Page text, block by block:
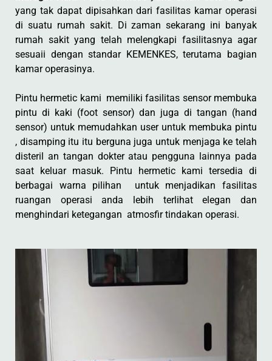
yang tak dapat dipisahkan dari fasilitas kamar operasi
di suatu rumah sakit. Di zaman sekarang ini banyak
rumah sakit yang telah melengkapi fasilitasnya agar
sesuaii dengan standar KEMENKES, terutama bagian
kamar operasinya.
Pintu hermetic kami memiliki fasilitas sensor membuka
pintu di kaki (foot sensor) dan juga di tangan (hand
sensor) untuk memudahkan user untuk membuka pintu
, disamping itu itu berguna juga untuk menjaga ke telah
disteril an tangan dokter atau pengguna lainnya pada
saat keluar masuk. Pintu hermetic kami tersedia di
berbagai warna pilihan untuk menjadikan fasilitas
ruangan operasi anda lebih terlihat elegan dan
menghindari ketegangan atmosfir tindakan operasi.